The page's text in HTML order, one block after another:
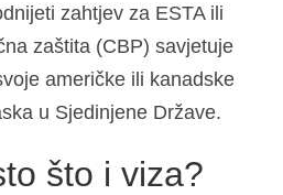
zahtjev za ESTA ili
zaštita (CBP) savjetuje
američke ili kanadske
u Sjedinjene Države.
što i viza?